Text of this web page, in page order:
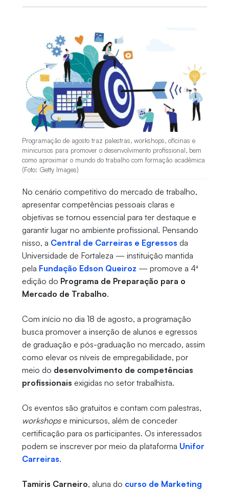
Programação de agosto traz palestras, workshops, oficinas e
minicursos para promover o desenvolvimento profissional, bem
como aproximar o mundo do trabalho com formação acadêmica
(Foto: Getty Images)
No cenário competitivo do mercado de trabalho,
apresentar competências pessoais claras e
objetivas se tornou essencial para ter destaque e
garantir lugar no ambiente profissional. Pensando
nisso, a Central de Carreiras e Egressos da
Universidade de Fortaleza — instituição mantida
pela Fundação Edson Queiroz — promove a 4ª
edição do Programa de Preparação para o
Mercado de Trabalho.
Com início no dia 18 de agosto, a programação
busca promover a inserção de alunos e egressos
de graduação e pós-graduação no mercado, assim
como elevar os níveis de empregabilidade, por
meio do desenvolvimento de competências
profissionais exigidas no setor trabalhista.
Os eventos são gratuitos e contam com palestras,
workshopse minicursos, além de conceder
certificação para os participantes. Os interessados
podem se inscrever por meio da plataforma Unifor
Carreiras.
Tamiris Carneiro, aluna do curso de Marketing